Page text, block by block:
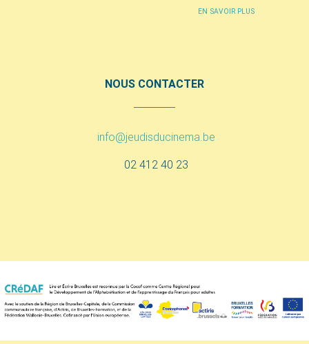
EN SAVOIR PLUS
NOUS CONTACTER
info@jeudisducinema.be
02 412 40 23